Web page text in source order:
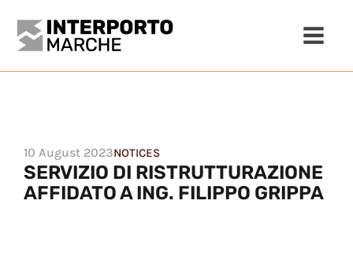
10 August 2023NOTICES
SERVIZIO DI RISTRUTTURAZIONE
AFFIDATO A ING. FILIPPO GRIPPA